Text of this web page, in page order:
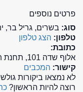
פרטים נוספים
סוג: בשרים, גריל בר,
טלפון: הצג טלפון
כתובת:
אלוף שדה 101, תחנת הדלק סונול , רמת גן
קישור: המכבים
לא נמצאו ביקורות
רוצה להיות הראשון?